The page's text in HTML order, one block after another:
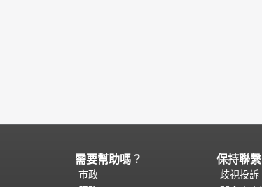
頁
面
需要幫助嗎？
市政
保持聯繫
歧視投訴